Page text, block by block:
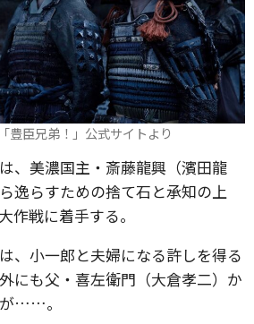
豊臣兄弟！」公式サイトより
、美濃国主・斎藤龍興（濱田龍
逸らすための捨て石と承知の上
作戦に着手する。
、小一郎と夫婦になる許しを得る
にも父・喜左衛門（大倉孝二）か
……。